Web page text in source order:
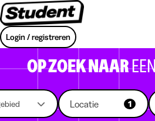
Login / registreren
OP ZOEK NAAR
Locatie 1